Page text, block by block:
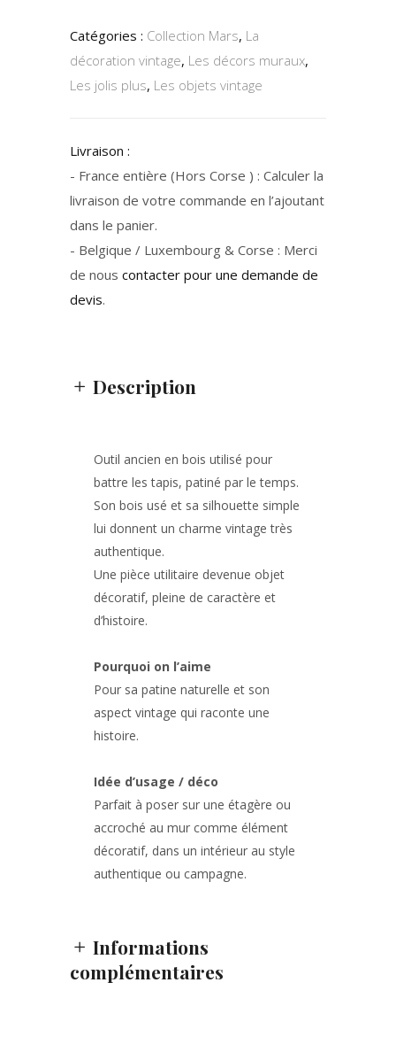
Catégories : Collection Mars, La
décoration vintage, Les décors muraux,
Les jolis plus, Les objets vintage
Livraison :
- France entière (Hors Corse ) : Calculer la
livraison de votre commande en l’ajoutant
dans le panier.
- Belgique / Luxembourg & Corse : Merci
de nous contacter pour une demande de
devis.
Description
Outil ancien en bois utilisé pour
battre les tapis, patiné par le temps.
Son bois usé et sa silhouette simple
lui donnent un charme vintage très
authentique.
Une pièce utilitaire devenue objet
décoratif, pleine de caractère et
d’histoire.
Pourquoi on l’aime
Pour sa patine naturelle et son
aspect vintage qui raconte une
histoire.
Idée d’usage / déco
Parfait à poser sur une étagère ou
accroché au mur comme élément
décoratif, dans un intérieur au style
authentique ou campagne.
Informations
complémentaires